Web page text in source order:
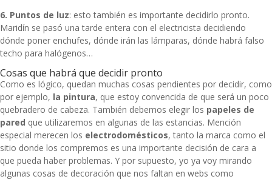
6. Puntos de luz: esto también es importante decidirlo pronto.
Maridín se pasó una tarde entera con el electricista decidiendo
dónde poner enchufes, dónde irán las lámparas, dónde habrá falso
techo para halógenos…
Cosas que habrá que decidir pronto
Como es lógico, quedan muchas cosas pendientes por decidir, como
por ejemplo, la pintura, que estoy convencida de que será un poco
quebradero de cabeza. También debemos elegir los papeles de
pared que utilizaremos en algunas de las estancias. Mención
especial merecen los electrodomésticos, tanto la marca como el
sitio donde los compremos es una importante decisión de cara a
que pueda haber problemas. Y por supuesto, yo ya voy mirando
algunas cosas de decoración que nos faltan en webs como